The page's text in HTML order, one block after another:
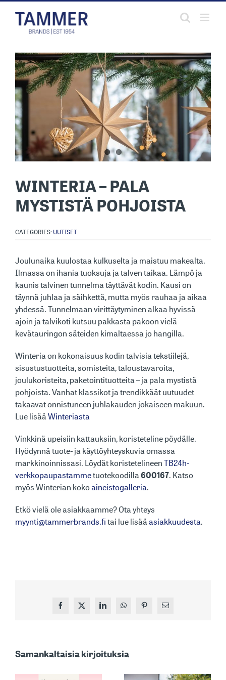
WINTERIA – PALA
MYSTISTÄ POHJOISTA
CATEGORIES: UUTISET
Joulunaika kuulostaa kulkuselta ja maistuu makealta.
Ilmassa on ihania tuoksuja ja talven taikaa. Lämpö ja
kaunis talvinen tunnelma täyttävät kodin. Kausi on
täynnä juhlaa ja säihkettä, mutta myös rauhaa ja aikaa
yhdessä. Tunnelmaan virittäytyminen alkaa hyvissä
ajoin ja talvikoti kutsuu pakkasta pakoon vielä
kevätauringon säteiden kimaltaessa jo hangilla.
Winteria on kokonaisuus kodin talvisia tekstiilejä,
sisustustuotteita, somisteita, taloustavaroita,
joulukoristeita, paketointituotteita – ja pala mystistä
pohjoista. Vanhat klassikot ja trendikkäät uutuudet
takaavat onnistuneen juhlakauden jokaiseen makuun.
Lue lisääWinteriasta
Vinkkinä upeisiin kattauksiin, koristeteline pöydälle.
Hyödynnä tuote- ja käyttöyhteyskuvia omassa
markkinoinnissasi. Löydät koristetelineenTB24h-
verkkopaupastammetuotekoodilla600167. Katso
myös Winterian kokoaineistogalleria.
Etkö vielä ole asiakkaamme? Ota yhteys
myynti@tammerbrands.fitai lue lisääasiakkuudesta.
Facebook
X LinkedInWhatsAppPinterestSähköposti
Samankaltaisia kirjoituksia
MARKKINOIDEN